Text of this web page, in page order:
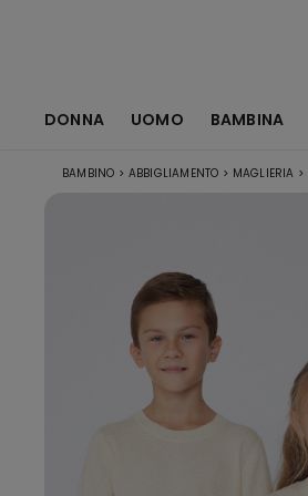
DONNA UOMO BAMBINA
BAMBINO > ABBIGLIAMENTO > MAGLIERIA >